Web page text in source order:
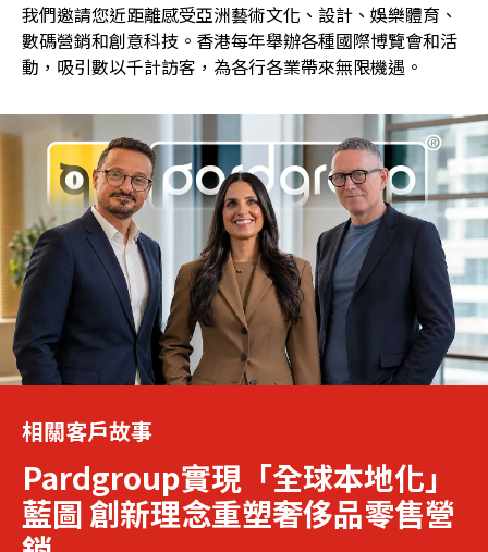
我們邀請您近距離感受亞洲藝術文化、設計、娛樂體育、
數碼營銷和創意科技。香港每年舉辦各種國際博覽會和活
動，吸引數以千計訪客，為各行各業帶來無限機遇。
相關客戶故事
Pardgroup實現「全球本地化」
藍圖 創新理念重塑奢侈品零售營